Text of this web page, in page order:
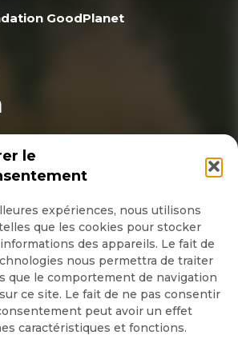
le
expériences, nous utilisons
que les cookies pour stocker
des appareils. Le fait de
nous permettra de traiter
que le comportement de navigation
ce site. Le fait de ne pas consentir
peut avoir un effet
caractéristiques et fonctions.
GoodPlanet